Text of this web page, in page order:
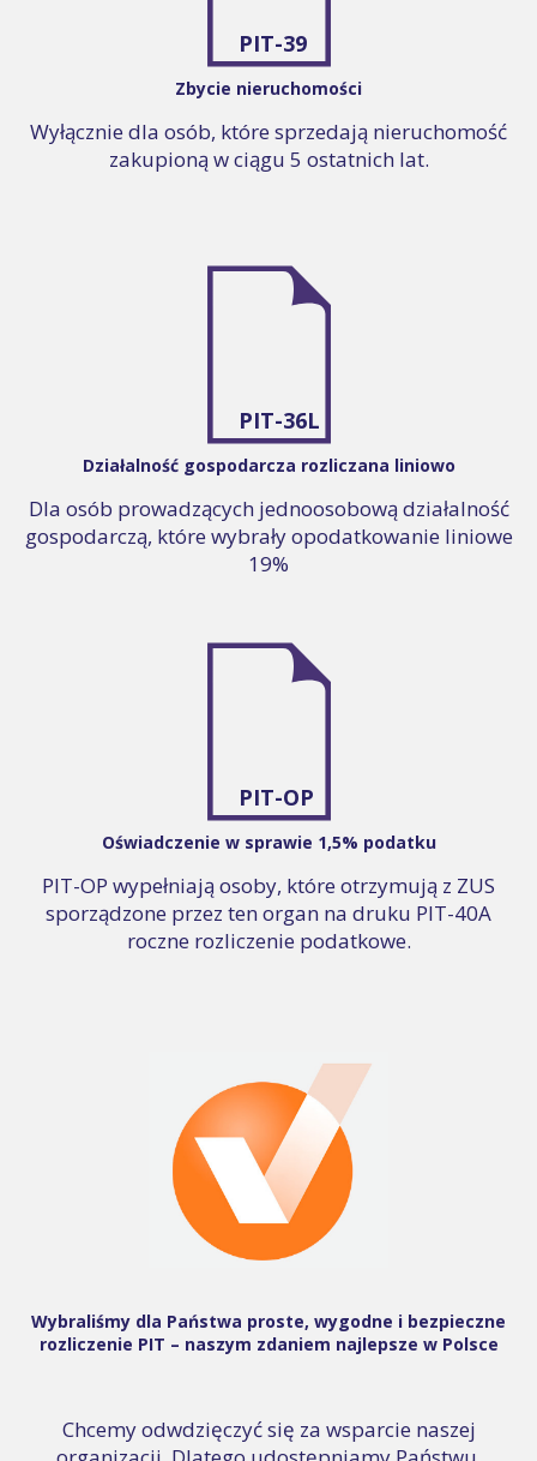
PIT-39
Zbycie nieruchomości
Wyłącznie dla osób, które sprzedają nieruchomość
zakupioną w ciągu 5 ostatnich lat.
PIT-36L
Działalność gospodarcza rozliczana liniowo
Dla osób prowadzących jednoosobową działalność
gospodarczą, które wybrały opodatkowanie liniowe
19%
PIT-OP
Oświadczenie w sprawie 1,5% podatku
PIT-OP wypełniają osoby, które otrzymują z ZUS
sporządzone przez ten organ na druku PIT-40A
roczne rozliczenie podatkowe.
Wybraliśmy dla Państwa proste, wygodne i bezpieczne
rozliczenie PIT – naszym zdaniem najlepsze w Polsce
Chcemy odwdzięczyć się za wsparcie naszej